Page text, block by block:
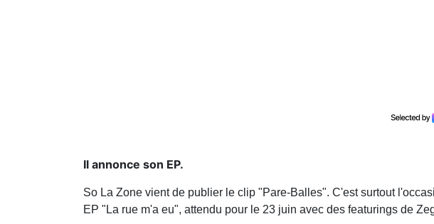
Il annonce son EP.
So La Zone vient de publier le clip "Pare-Balles". C'est surtout
EP "La rue m'a eu", attendu pour le 23 juin avec des featurings de